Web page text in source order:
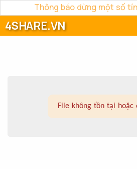
Thông báo dừng một số
4SHARE.VN
File không tồn tại hoặc